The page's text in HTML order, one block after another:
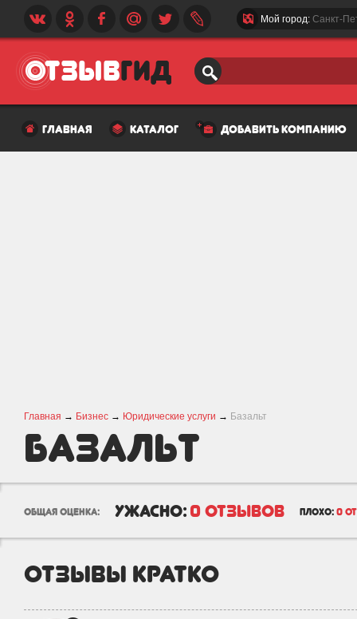
Мой город: Санкт-
главная каталог добавить компанию
Главная → Бизнес → Юридические услуги → Базальт
Базальт
общая оценка: ужасно: 0 отзывов плохо: 0
отзывы кратко